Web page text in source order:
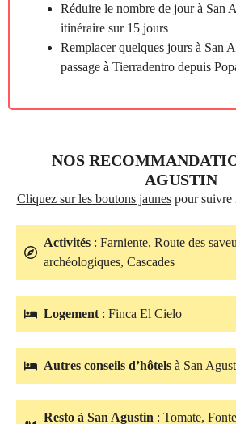
Réduire le nombre de jour à San
itinéraire sur 15 jours
Remplacer quelques jours à San
passage à Tierradentro depuis
NOS
AGUSTIN
Cliquez sur les boutons jaunespour suivre
Activités : Farniente, Route des
archéologiques, Cascades
Logement : Finca El Cielo
Autres conseils d’hôtels à San
Resto à San Agustin : Tomate,